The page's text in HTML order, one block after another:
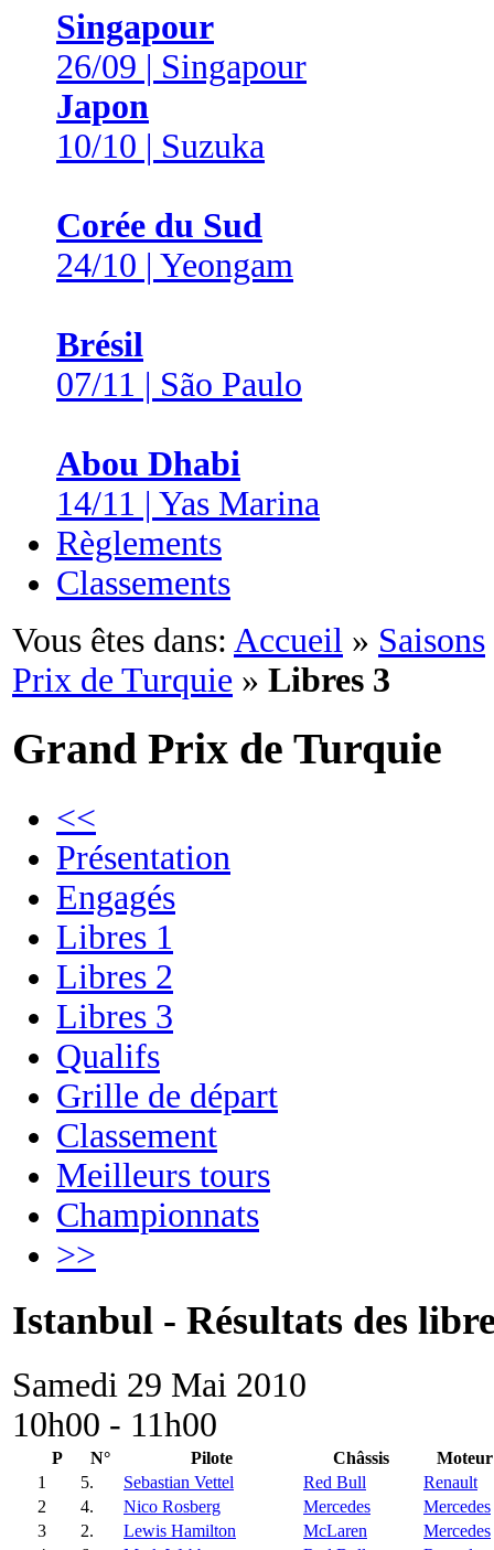
Singapour
26/09 | Singapour
Japon
10/10 | Suzuka
Corée du Sud
24/10 | Yeongam
Brésil
07/11 | São Paulo
Abou Dhabi
14/11 | Yas Marina
Règlements
Classements
Vous êtes dans: Accueil » Saisons
Prix de Turquie » Libres 3
Grand Prix de Turquie
<<
Présentation
Engagés
Libres 1
Libres 2
Libres 3
Qualifs
Grille de départ
Classement
Meilleurs tours
Championnats
>>
Istanbul - Résultats des
Samedi 29 Mai 2010
10h00 - 11h00
P N° Pilote Châssis
Moteur
1
5. Sebastian Vettel Red Bull
Renault
2
4. Nico Rosberg Mercedes
Mercedes
3
2. Lewis Hamilton McLaren
Mercedes